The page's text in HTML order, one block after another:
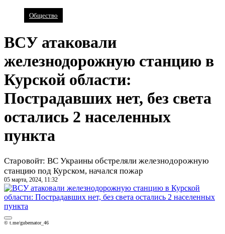
Общество
ВСУ атаковали
железнодорожную станцию в
Курской области:
Пострадавших нет, без света
остались 2 населенных
пункта
Старовойт: ВС Украины обстреляли железнодорожную
станцию под Курском, начался пожар
05 марта, 2024, 11:32
© t.me/gubernator_46